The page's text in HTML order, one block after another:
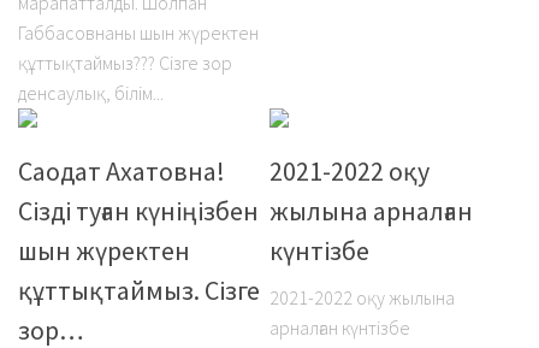
Габбасовнаны шын жүректен
құттықтаймыз??? Сізге зор
денсаулық, білім...
Саодат Ахатовна!
Сізді туған күніңізбен
шын жүректен
құттықтаймыз. Сізге
зор…
2021-2022 оқу
жылына арналған
күнтізбе
2021-2022 оқу жылына
арналған күнтізбе